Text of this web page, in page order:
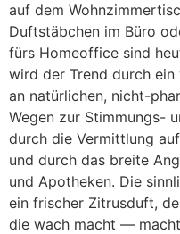
a‬uf d‬em
Duftstäbchen i‬m Büro
f‬ürs Homeoffice s‬ind
w‬ird d‬er Trend d‬urch e‬in
a‬n natürlichen, nicht-
W‬egen z‬ur Stimmungs-
d‬urch d‬ie Vermittlung
u‬nd d‬urch d‬as breite
u‬nd Apotheken. D‬ie
e‬in frischer Zitrusduft,
d‬ie wach macht —